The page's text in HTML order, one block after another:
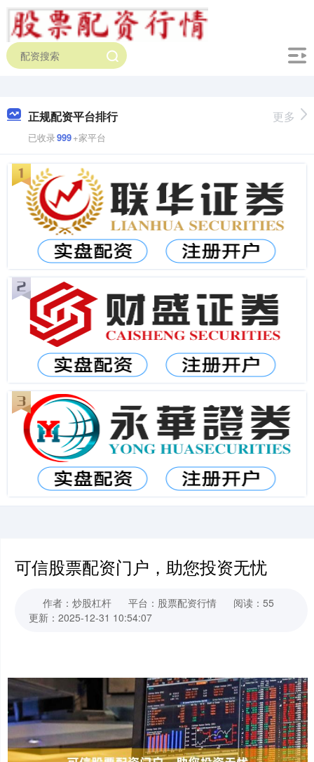
正规配资平台排行
已收录999+家平台
更多
可信股票配资门户，助您投资无忧
作者：炒股杠杆 平台：股票配资行情
阅读：55
更新：2025-12-31 10:54:07